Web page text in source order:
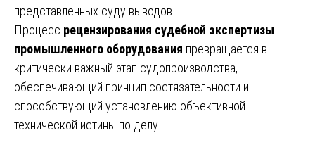
представленных суду выводов.
Процесс рецензирования судебной экспертизы
промышленного оборудования превращается в
критически важный этап судопроизводства,
обеспечивающий принцип состязательности и
способствующий установлению объективной
технической истины по делу .